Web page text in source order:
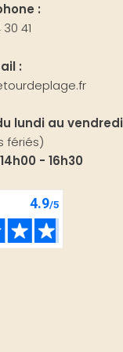
:
41
:
lundi au vendredi
fériés)
- 16h30